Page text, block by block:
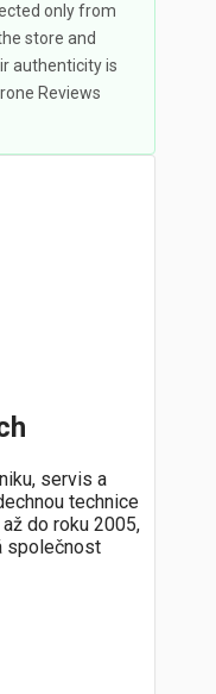
only from
store and
authenticity is
Reviews
servis a
technice
do roku 2005,
společnost